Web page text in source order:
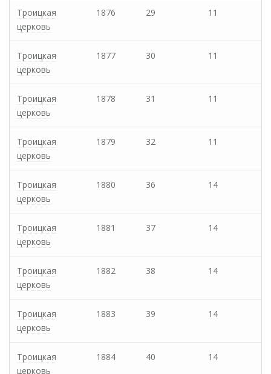
Троицкая
церковь
1876 29 11
Троицкая
церковь
1877 30 11
Троицкая
церковь
1878 31 11
Троицкая
церковь
1879 32 11
Троицкая
церковь
1880 36 14
Троицкая
церковь
1881 37 14
Троицкая
церковь
1882 38 14
Троицкая
церковь
1883 39 14
Троицкая
церковь
1884 40 14